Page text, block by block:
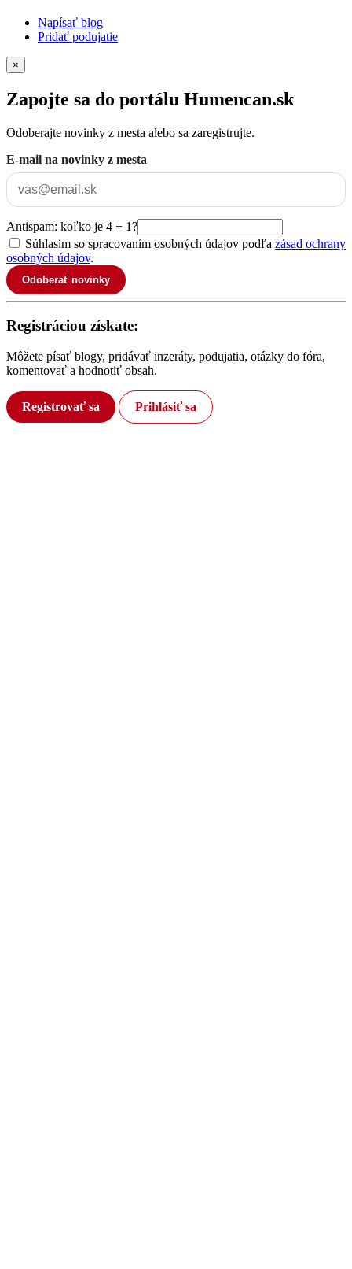
Napísať blog
Pridať podujatie
×
Zapojte sa do portálu Humencan.sk
Odoberajte novinky z mesta alebo sa zaregistrujte.
E-mail na novinky z mesta
Antispam: koľko je 4 + 1?
Súhlasím so spracovaním osobných údajov podľa zásad ochrany
osobných údajov.
Odoberať novinky
Registráciou získate:
Môžete písať blogy, pridávať inzeráty, podujatia, otázky do fóra,
komentovať a hodnotiť obsah.
Registrovať sa Prihlásiť sa